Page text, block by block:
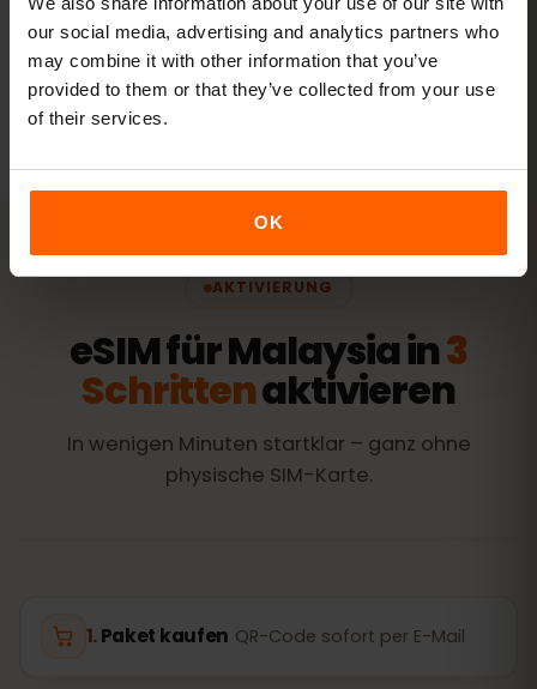
our social media, advertising and analytics partners who
may combine it with other information that you’ve
provided to them or that they’ve collected from your use
of their services.
OK
Pakete ansehen
Alle Angaben sind Richtwerte. Der tatsächliche Verbrauch
hängt von Gerät, App-Einstellungen und Nutzung ab.
AKTIVIERUNG
eSIM für Malaysia in3
Schrittenaktivieren
In wenigen Minuten startklar – ganz ohne
physische SIM-Karte.
Paket kaufen QR-Code sofort per E-Mail